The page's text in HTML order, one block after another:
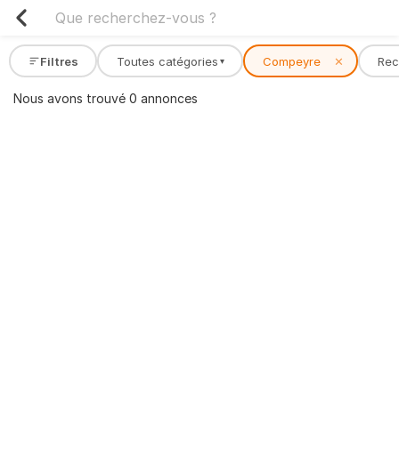
Filtres Toutes catégories ▾ Compeyre ✕
Nous avons trouvé 0 annonces